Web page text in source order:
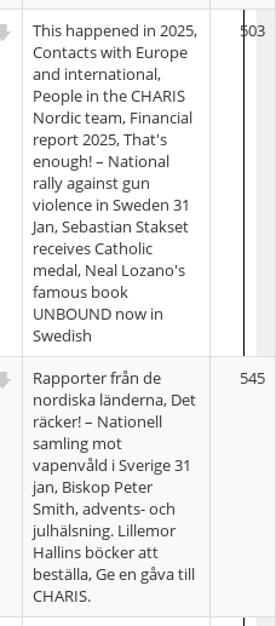
This happened in 2025,
Contacts with Europe
and international,
People in the CHARIS
Nordic team, Financial
report 2025, That's
enough! – National
rally against gun
violence in Sweden 31
Jan, Sebastian Stakset
receives Catholic
medal, Neal Lozano's
famous book
UNBOUND now in
Swedish
503
Rapporter från de
nordiska länderna, Det
räcker! – Nationell
samling mot
vapenvåld i Sverige 31
jan, Biskop Peter
Smith, advents- och
julhälsning. Lillemor
Hallins böcker att
beställa, Ge en gåva till
CHARIS.
545